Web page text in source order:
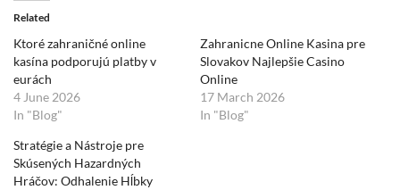
Related
Ktoré zahraničné online
kasína podporujú platby v
eurách
4 June 2026
In "Blog"
Zahranicne Online Kasina pre
Slovakov Najlepšie Casino
Online
17 March 2026
In "Blog"
Stratégie a Nástroje pre
Skúsených Hazardných
Hráčov: Odhalenie Hĺbky